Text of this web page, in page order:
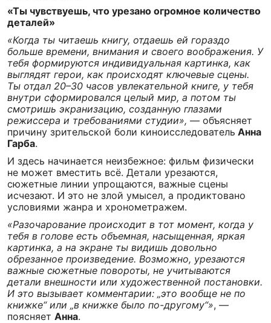
«Ты чувствуешь, что урезано огромное количество
деталей»
«Когда ты читаешь книгу, отдаешь ей гораздо
больше времени, внимания и своего воображения. У
тебя формируются индивидуальная картинка, как
выглядят герои, как происходят ключевые сцены.
Ты отдал 20–30 часов увлекательной книге, у тебя
внутри сформировался целый мир, а потом ты
смотришь экранизацию, созданную глазами
режиссера и требованиями студии», — объясняет
причину зрительской боли киноисследователь Анна
Гарба.
И здесь начинается неизбежное: фильм физически
не может вместить всё. Детали урезаются,
сюжетные линии упрощаются, важные сцены
исчезают. И это не злой умысел, а продиктовано
условиями жанра и хронометражем.
«Разочарование происходит в тот момент, когда у
тебя в голове есть объемная, насыщенная, яркая
картинка, а на экране ты видишь довольно
обрезанное произведение. Возможно, урезаются
важные сюжетные повороты, не учитываются
детали внешности или художественной постановки.
И это вызывает комментарии: „это вообще не по
книжке“ или „в книжке было по-другому“», —
поясняет Анна.